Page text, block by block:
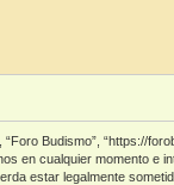
“Foro Budismo”,
en cualquier momento
estar legalmente